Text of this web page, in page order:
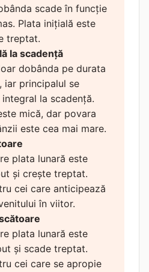
scade în funcție
Plata inițială este
treptat.
la scadență
dobânda pe durata
iar principalul se
la scadență.
mică, dar povara
este cea mai mare.
plata lunară este
și crește treptat.
cei care anticipează
în viitor.
plata lunară este
și scade treptat.
cei care se apropie